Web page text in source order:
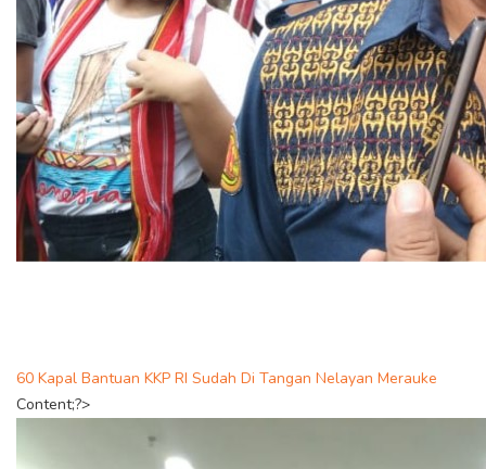
60 Kapal Bantuan KKP RI Sudah Di Tangan Nelayan Merauke
Content;?>